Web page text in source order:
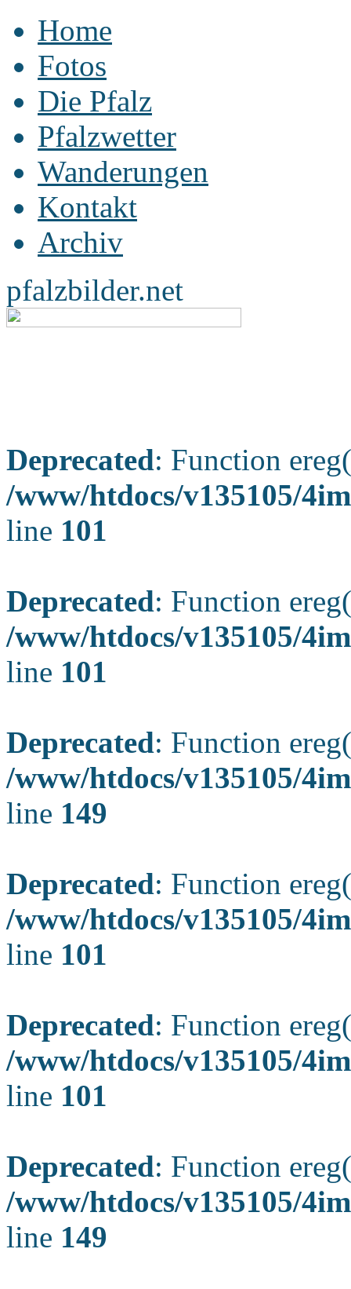
Home
Fotos
Die Pfalz
Pfalzwetter
Wanderungen
Kontakt
Archiv
pfalzbilder.net
Deprecated: Function
/www/htdocs/v135105/
line 101
Deprecated: Function
/www/htdocs/v135105/
line 101
Deprecated: Function
/www/htdocs/v135105/
line 149
Deprecated: Function
/www/htdocs/v135105/
line 101
Deprecated: Function
/www/htdocs/v135105/
line 101
Deprecated: Function
/www/htdocs/v135105/
line 149